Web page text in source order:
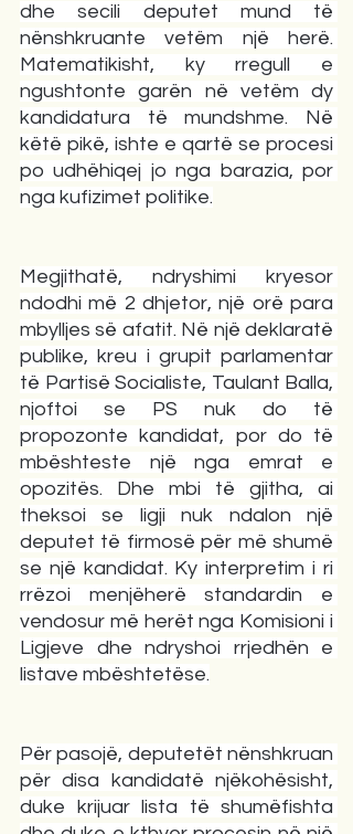
dhe secili deputet mund të
nënshkruante vetëm një herë.
Matematikisht, ky rregull e
ngushtonte garën në vetëm dy
kandidatura të mundshme. Në
këtë pikë, ishte e qartë se procesi
po udhëhiqej jo nga barazia, por
nga kufizimet politike.
Megjithatë, ndryshimi kryesor
ndodhi më 2 dhjetor, një orë para
mbylljes së afatit. Në një deklaratë
publike, kreu i grupit parlamentar
të Partisë Socialiste, Taulant Balla,
njoftoi se PS nuk do të
propozonte kandidat, por do të
mbështeste një nga emrat e
opozitës. Dhe mbi të gjitha, ai
theksoi se ligji nuk ndalon një
deputet të firmosë për më shumë
se një kandidat. Ky interpretim i ri
rrëzoi menjëherë standardin e
vendosur më herët nga Komisioni i
Ligjeve dhe ndryshoi rrjedhën e
listave mbështetëse.
Për pasojë, deputetët nënshkruan
për disa kandidatë njëkohësisht,
duke krijuar lista të shumëfishta